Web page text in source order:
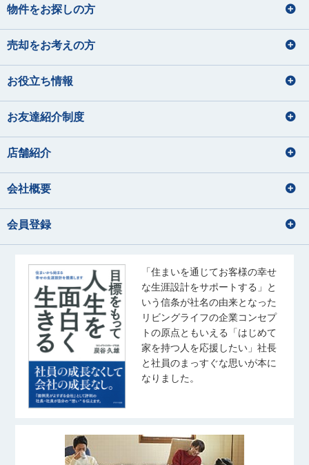
物件をお探しの方
売却をお考えの方
お役立ち情報
お友達紹介制度
店舗紹介
会社概要
会員登録
「住まいを通じてお客様の幸せ
な生涯設計をサポートする」と
いう信条が社名の由来となった
リビングライフの企業コンセプ
トの原点ともいえる「はじめて
家を持つ人を応援したい」社長
と社員のまっすぐな思いが本に
なりました。